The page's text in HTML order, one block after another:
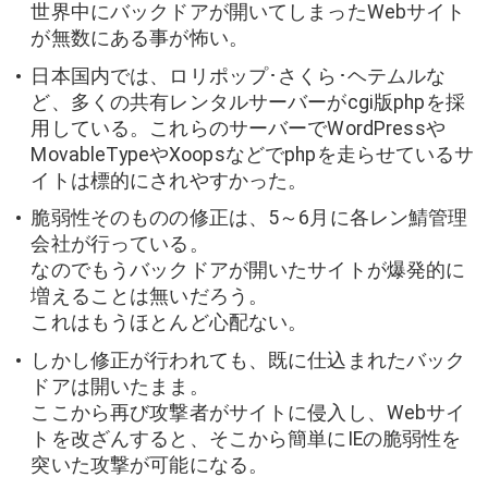
世界中にバックドアが開いてしまったWebサイト
が無数にある事が怖い。
日本国内では、ロリポップ･さくら･ヘテムルな
ど、多くの共有レンタルサーバーがcgi版phpを採
用している。これらのサーバーでWordPressや
MovableTypeやXoopsなどでphpを走らせているサ
イトは標的にされやすかった。
脆弱性そのものの修正は、5～6月に各レン鯖管理
会社が行っている。
なのでもうバックドアが開いたサイトが爆発的に
増えることは無いだろう。
これはもうほとんど心配ない。
しかし修正が行われても、既に仕込まれたバック
ドアは開いたまま。
ここから再び攻撃者がサイトに侵入し、Webサイ
トを改ざんすると、そこから簡単にIEの脆弱性を
突いた攻撃が可能になる。